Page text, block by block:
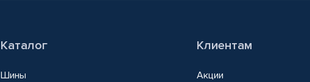
Каталог
Шины
Клиентам
Акции